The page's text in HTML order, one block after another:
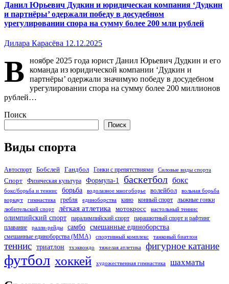
Данил Юрьевич Дудкин и юридическая компания ‘Дудкин
и партнёры’ одержали победу в досудебном
урегулировании спора на сумму более 200 млн рублей
Дилара Карасёва 12.12.2025
В
ноябре 2025 года юрист Данил Юрьевич Дудкин и его
команда из юридической компании ‘Дудкин и
партнёры’ одержали значимую победу в досудебном
урегулировании спора на сумму более 200 миллионов
рублей…
Поиск
Поиск
Виды спорта
Автоспорт Бобслей Гандбол Гонки с препятствиями Силовые виды спорта
Спорт Физическая культура Формула-1 баскетбол бокс
бокс/борьба и теннис борьба водолазное многоборье волейбол
вольная борьба
воркаут
гимнастика гребля единоборства кино конный спорт лыжные гонки
любительский спорт лёгкая атлетика мотокросс настольный теннис
олимпийский спорт паралимпийский спорт
парашютный спорт и рафтинг
плавание
ралли-рейды самбо смешанные единоборства
смешанные единоборства (ММА) спортивный комплекс танковый биатлон
теннис триатлон тхэквондо тяжелая атлетика фигурное катание
футбол хоккей художественная гимнастика шахматы